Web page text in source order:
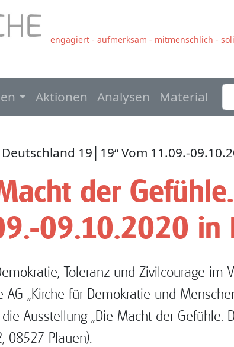
engagiert - aufmerksam - mitmenschlich -
Aktionen Analysen Material
19│19“ Vom 11.09.-
der
09.10.2020 in
Toleranz und Zivilcourage im
„Kirche für Demokratie und
Ausstellung „Die Macht der Gefühle.
08527 Plauen).